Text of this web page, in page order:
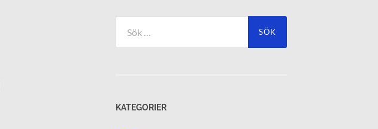
efter:
KATEGORIER